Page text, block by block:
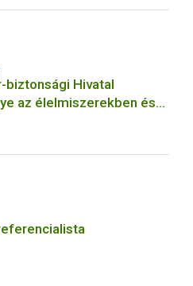
biztonsági Hivatal
az élelmiszerekben és
citrininnel